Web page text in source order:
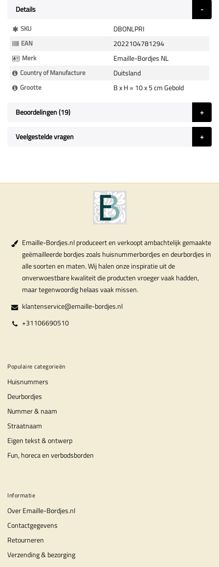
Details
Meer
Informatie
SKU DBONLPRI
EAN 2022104781294
Merk Emaille-Bordjes NL
Country of Manufacture Duitsland
Grootte B x H = 10 x 5 cm Gebold
Beoordelingen 19
Veelgestelde vragen
Emaille-Bordjes.nl produceert en verkoopt ambachtelijk gemaakte
geëmailleerde bordjes zoals huisnummerbordjes en deurbordjes in
alle soorten en maten. Wij halen onze inspiratie uit de
onverwoestbare kwaliteit die producten vroeger vaak hadden,
maar tegenwoordig helaas vaak missen.
klantenservice@emaille-bordjes.nl
+31106690510
Populaire categorieën
Huisnummers
Deurbordjes
Nummer & naam
Straatnaam
Eigen tekst & ontwerp
Fun, horeca en verbodsborden
Informatie
Over Emaille-Bordjes.nl
Contactgegevens
Retourneren
Verzending & bezorging